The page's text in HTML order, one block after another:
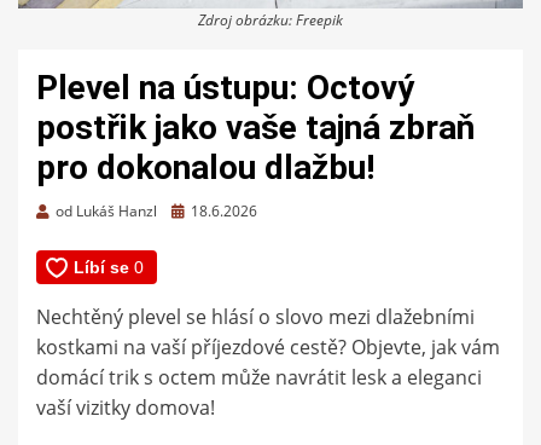
Zdroj obrázku: Freepik
Plevel na ústupu: Octový
postřik jako vaše tajná zbraň
pro dokonalou dlažbu!
od Lukáš Hanzl
Zveřejněno
18.6.2026
Nechtěný plevel se hlásí o slovo mezi dlažebními
kostkami na vaší příjezdové cestě? Objevte, jak vám
domácí trik s octem může navrátit lesk a eleganci
vaší vizitky domova!